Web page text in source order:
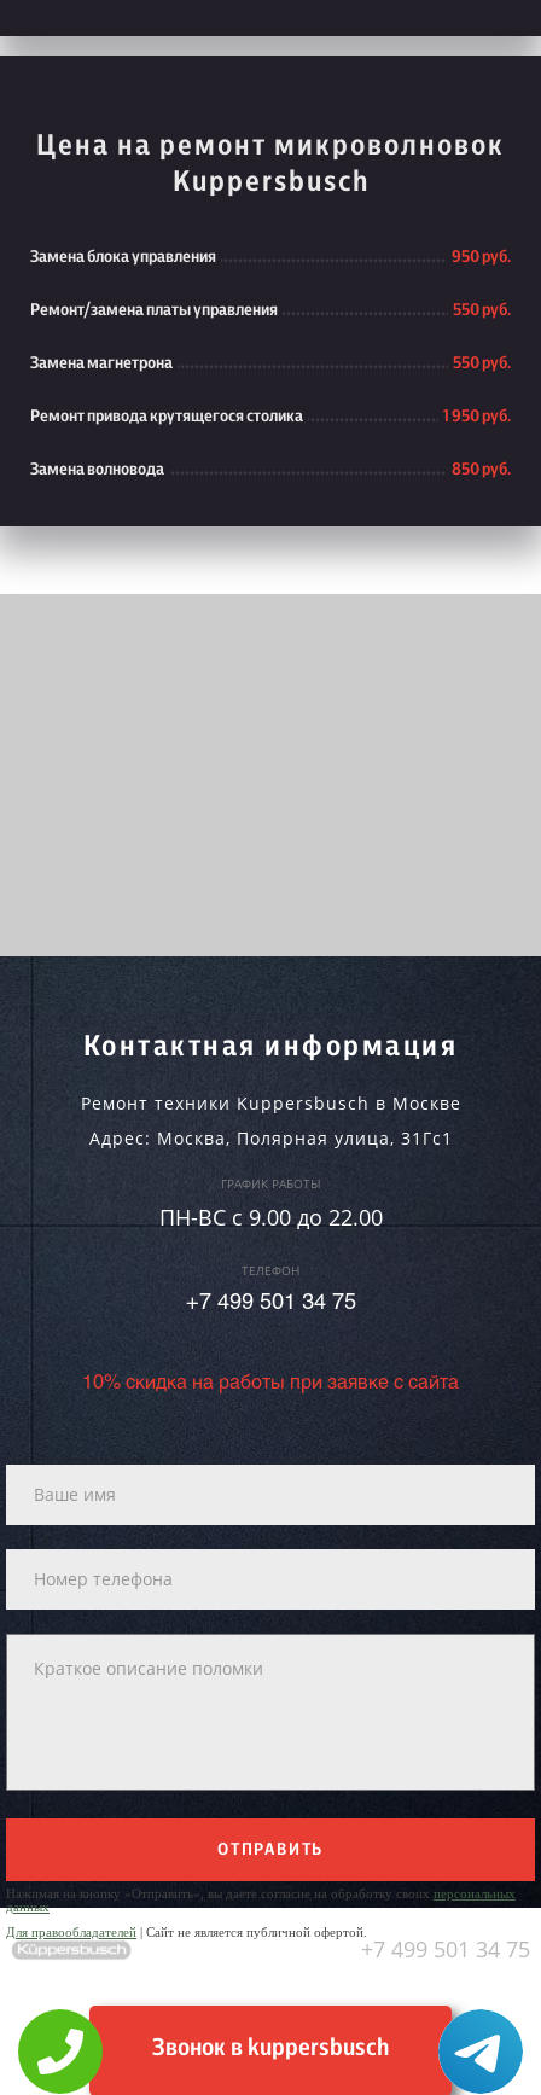
Цена на ремонт микроволновок
Kuppersbusch
Замена блока управления 950 руб.
Ремонт/замена платы управления 550 руб.
Замена магнетрона 550 руб.
Ремонт привода крутящегося столика 1 950 руб.
Замена волновода 850 руб.
Контактная информация
Ремонт техники Kuppersbusch в Москве
Адрес: Москва, Полярная улица, 31Гс1
ГРАФИК РАБОТЫ
ПН-ВC c 9.00 до 22.00
ТЕЛЕФОН
+7 499 501 34 75
10% скидка на работы при заявке с сайта
ОТПРАВИТЬ
Нажимая на кнопку «Отправить», вы даете согласие на обработку своих персональных
данных
Для правообладателей | Сайт не является публичной офертой.
+7 499 501 34 75
Звонок в kuppersbusch